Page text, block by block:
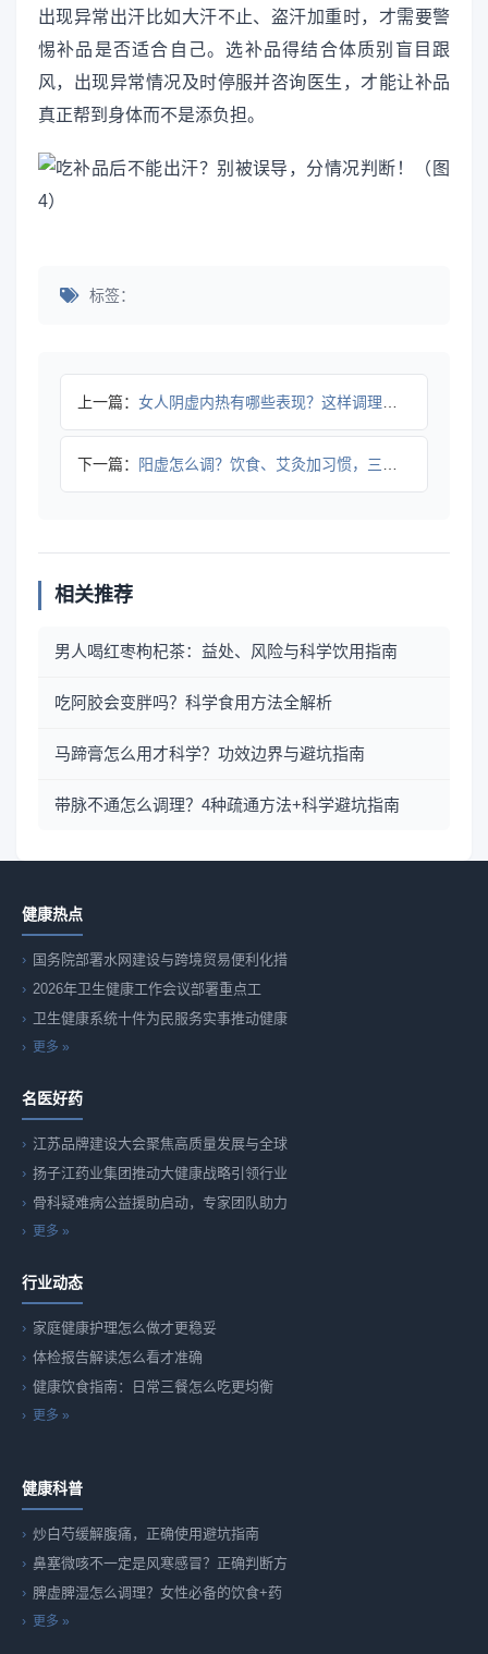
出现异常出汗比如大汗不止、盗汗加重时，才需要警
惕补品是否适合自己。选补品得结合体质别盲目跟
风，出现异常情况及时停服并咨询医生，才能让补品
真正帮到身体而不是添负担。
标签：
上一篇： 女人阴虚内热有哪些表现？这样调理更科学
下一篇： 阳虚怎么调？饮食、艾灸加习惯，三步补阳气
相关推荐
男人喝红枣枸杞茶：益处、风险与科学饮用指南
吃阿胶会变胖吗？科学食用方法全解析
马蹄膏怎么用才科学？功效边界与避坑指南
带脉不通怎么调理？4种疏通方法+科学避坑指南
健康热点
国务院部署水网建设与跨境贸易便利化措
2026年卫生健康工作会议部署重点工
卫生健康系统十件为民服务实事推动健康
更多 »
名医好药
江苏品牌建设大会聚焦高质量发展与全球
扬子江药业集团推动大健康战略引领行业
骨科疑难病公益援助启动，专家团队助力
更多 »
行业动态
家庭健康护理怎么做才更稳妥
体检报告解读怎么看才准确
健康饮食指南：日常三餐怎么吃更均衡
更多 »
健康科普
炒白芍缓解腹痛，正确使用避坑指南
鼻塞微咳不一定是风寒感冒？正确判断方
脾虚脾湿怎么调理？女性必备的饮食+药
更多 »